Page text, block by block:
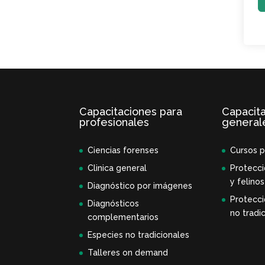
Capacitaciones para
profesionales
Ciencias forenses
Clinica general
Diagnóstico por imágenes
Diagnósticos
complementarios
Especies no tradicionales
Talleres on demand
Cursos
y felinos
no